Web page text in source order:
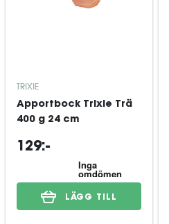
TRIXIE
Apportbock Trixie Trä
400 g 24 cm
129:-
LÄGG TILL